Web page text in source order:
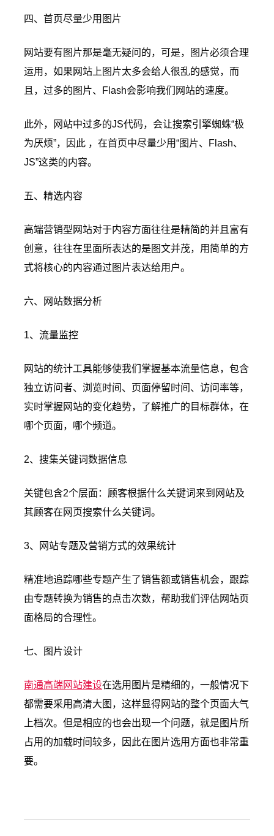
四、首页尽量少用图片
网站要有图片那是毫无疑问的，可是，图片必须合理
运用，如果网站上图片太多会给人很乱的感觉，而
且，过多的图片、Flash会影响我们网站的速度。
此外，网站中过多的JS代码，会让搜索引擎蜘蛛“极
为厌烦”，因此 ，在首页中尽量少用“图片、Flash、
JS”这类的内容。
五、精选内容
高端营销型网站对于内容方面往往是精简的并且富有
创意，往往在里面所表达的是图文并茂，用简单的方
式将核心的内容通过图片表达给用户。
六、网站数据分析
1、流量监控
网站的统计工具能够使我们掌握基本流量信息，包含
独立访问者、浏览时间、页面停留时间、访问率等，
实时掌握网站的变化趋势，了解推广的目标群体，在
哪个页面，哪个频道。
2、搜集关键词数据信息
关键包含2个层面：顾客根据什么关键词来到网站及
其顾客在网页搜索什么关键词。
3、网站专题及营销方式的效果统计
精准地追踪哪些专题产生了销售额或销售机会，跟踪
由专题转换为销售的点击次数，帮助我们评估网站页
面格局的合理性。
七、图片设计
南通高端网站建设在选用图片是精细的，一般情况下
都需要采用高清大图，这样显得网站的整个页面大气
上档次。但是相应的也会出现一个问题，就是图片所
占用的加载时间较多，因此在图片选用方面也非常重
要。